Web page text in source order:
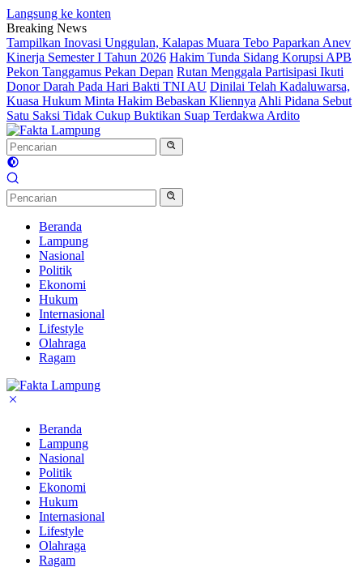
Langsung ke konten
Breaking News
Tampilkan Inovasi Unggulan, Kalapas Muara Tebo Paparkan Anev
Kinerja Semester I Tahun 2026 Hakim Tunda Sidang Korupsi APB
Pekon Tanggamus Pekan Depan Rutan Menggala Partisipasi Ikuti
Donor Darah Pada Hari Bakti TNI AU Dinilai Telah Kadaluwarsa,
Kuasa Hukum Minta Hakim Bebaskan Kliennya Ahli Pidana Sebut
Satu Saksi Tidak Cukup Buktikan Suap Terdakwa Ardito
Beranda
Lampung
Nasional
Politik
Ekonomi
Hukum
Internasional
Lifestyle
Olahraga
Ragam
Beranda
Lampung
Nasional
Politik
Ekonomi
Hukum
Internasional
Lifestyle
Olahraga
Ragam